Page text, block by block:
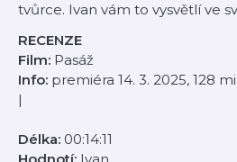
tvůrce. Ivan vám to vysvětlí ve
RECENZE
Film: Pasáž
Info: premiéra 14. 3. 2025, 128
|
Délka: 00:14:11